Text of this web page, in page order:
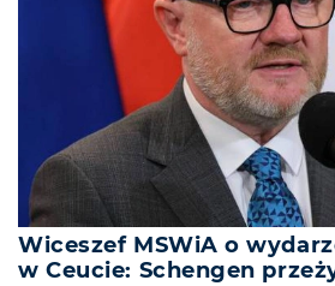
Wiceszef MSWiA o
w Ceucie: Schengen